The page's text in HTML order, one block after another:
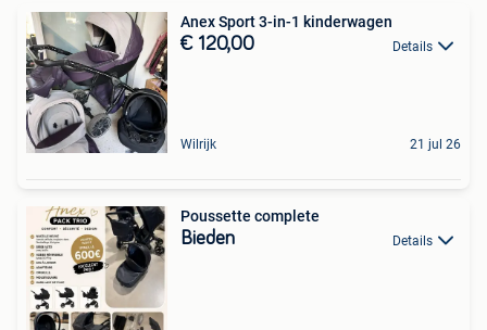
Anex Sport 3-in-1 kinderwagen
€ 120,00 Details
Wilrijk 21 jul 26
Poussette complete
Bieden Details